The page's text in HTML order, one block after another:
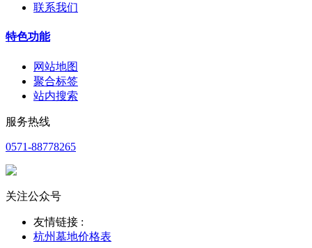
联系我们
特色功能
网站地图
聚合标签
站内搜索
服务热线
0571-88778265
关注公众号
友情链接 :
杭州墓地价格表